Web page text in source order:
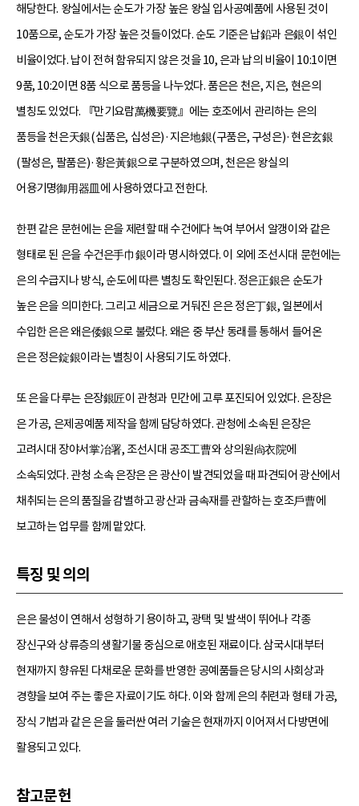
해당한다. 왕실에서는 순도가 가장 높은 왕실 입사공예품에 사용된 것이
10품으로, 순도가 가장 높은 것들이었다. 순도 기준은 납鉛과 은銀이 섞인
비율이었다. 납이 전혀 함유되지 않은 것을 10, 은과 납의 비율이 10:1이면
9품, 10:2이면 8품 식으로 품등을 나누었다. 품은은 천은, 지은, 현은의
별칭도 있었다. 『만기요람萬機要覽』에는 호조에서 관리하는 은의
품등을 천은天銀(십품은, 십성은)·지은地銀(구품은, 구성은)·현은玄銀
(팔성은, 팔품은)·황은黃銀으로 구분하였으며, 천은은 왕실의
어용기명御用器皿에 사용하였다고 전한다.
한편 같은 문헌에는 은을 제련할 때 수건에다 녹여 부어서 알갱이와 같은
형태로 된 은을 수건은手巾銀이라 명시하였다. 이 외에 조선시대 문헌에는
은의 수급지나 방식, 순도에 따른 별칭도 확인된다. 정은正銀은 순도가
높은 은을 의미한다. 그리고 세금으로 거둬진 은은 정은丁銀, 일본에서
수입한 은은 왜은倭銀으로 불렀다. 왜은 중 부산 동래를 통해서 들어온
은은 정은錠銀이라는 별칭이 사용되기도 하였다.
또 은을 다루는 은장銀匠이 관청과 민간에 고루 포진되어 있었다. 은장은
은 가공, 은제공예품 제작을 함께 담당하였다. 관청에 소속된 은장은
고려시대 장야서掌冶署, 조선시대 공조工曹와 상의원尙衣院에
소속되었다. 관청 소속 은장은 은 광산이 발견되었을 때 파견되어 광산에서
채취되는 은의 품질을 감별하고 광산과 금속재를 관할하는 호조戶曹에
보고하는 업무를 함께 맡았다.
특징 및 의의
은은 물성이 연해서 성형하기 용이하고, 광택 및 발색이 뛰어나 각종
장신구와 상류층의 생활기물 중심으로 애호된 재료이다. 삼국시대부터
현재까지 향유된 다채로운 문화를 반영한 공예품들은 당시의 사회상과
경향을 보여 주는 좋은 자료이기도 하다. 이와 함께 은의 취련과 형태 가공,
장식 기법과 같은 은을 둘러싼 여러 기술은 현재까지 이어져서 다방면에
활용되고 있다.
참고문헌